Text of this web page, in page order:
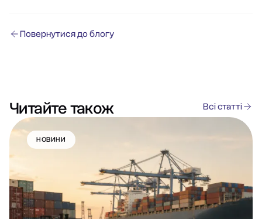
Повернутися до блогу
Читайте також Всі статті
НОВИНИ